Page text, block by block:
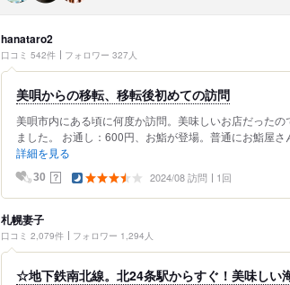
hanataro2
口コミ 542件 フォロワー 327人
美唄からの移転、移転後初めての訪問
美唄市内にある頃に何度か訪問。美味しいお店だった
ました。 お通し：600円、お鮨が登場。普通にお鮨屋
詳細を見る
30 ？ 2024/08 訪問 1回
札幌妻子
口コミ 2,079件 フォロワー 1,294人
☆地下鉄南北線。北24条駅からすぐ！美味しい